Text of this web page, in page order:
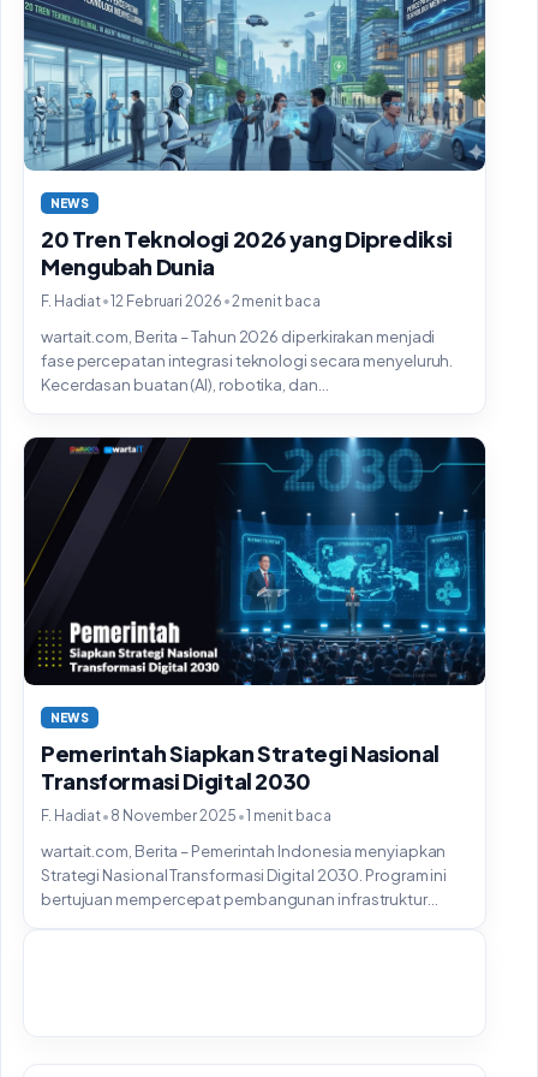
NEWS
20 Tren Teknologi 2026 yang Diprediksi
Mengubah Dunia
F. Hadiat•12 Februari 2026 •2 menit baca
wartait.com, Berita – Tahun 2026 diperkirakan menjadi
fase percepatan integrasi teknologi secara menyeluruh.
Kecerdasan buatan (AI), robotika, dan...
NEWS
Pemerintah Siapkan Strategi Nasional
Transformasi Digital 2030
F. Hadiat• 8 November 2025 •1 menit baca
wartait.com, Berita – Pemerintah Indonesia menyiapkan
Strategi Nasional Transformasi Digital 2030. Program ini
bertujuan mempercepat pembangunan infrastruktur